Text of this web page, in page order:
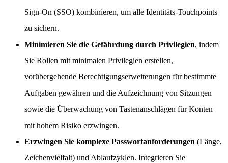
Sign-On (SSO) kombinieren, um alle Identitäts-Touchpoints
zu sichern.
Minimieren Sie die Gefährdung durch Privilegien, indem
Sie Rollen mit minimalen Privilegien erstellen,
vorübergehende Berechtigungserweiterungen für bestimmte
Aufgaben gewähren und die Aufzeichnung von Sitzungen
sowie die Überwachung von Tastenanschlägen für Konten
mit hohem Risiko erzwingen.
Erzwingen Sie komplexe Passwortanforderungen (Länge,
Zeichenvielfalt) und Ablaufzyklen. Integrieren Sie